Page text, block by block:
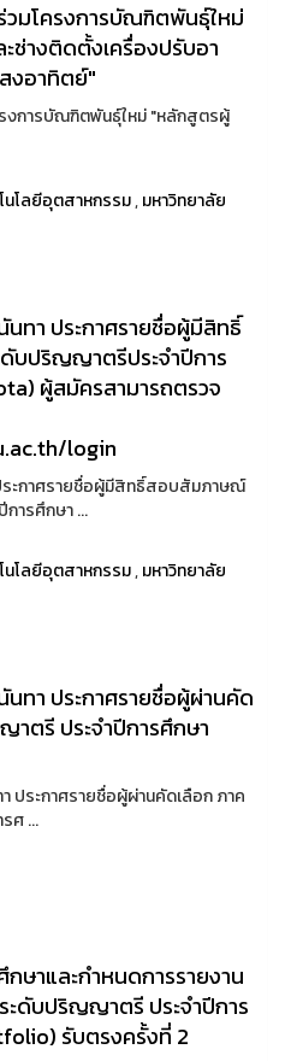
วมโครงการบัณฑิตพันธุ์ใหม่
ช่างติดตั้งเครื่องปรับอา
งอาทิตย์"
งการบัณฑิตพันธุ์ใหม่ "หลักสูตรผู้
นโลยีอุตสาหกรรม,มหาวิทยาลัย
ทา ประกาศรายชื่อผู้มีสิทธิ์
บปริญญาตรีประจำปีการ
ผู้สมัครสามารถตรวจ
login
ะกาศรายชื่อผู้มีสิทธิ์สอบสัมภาษณ์
ารศึกษา ...
นโลยีอุตสาหกรรม,มหาวิทยาลัย
ทา ประกาศรายชื่อผู้ผ่านคัด
ตรี ประจำปีการศึกษา
ประกาศรายชื่อผู้ผ่านคัดเลือก ภาค
ศ ...
ษาและกำหนดการรายงาน
ดับปริญญาตรี ประจำปีการ
รับตรงครั้งที่ 2